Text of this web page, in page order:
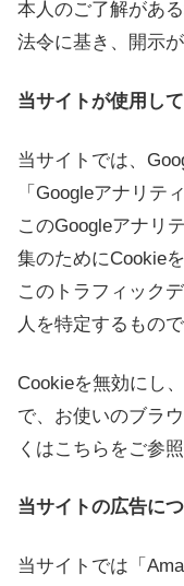
本人のご了解があ
法令に基き、開示
当サイトが使用し
当サイトでは、
「Googleアナリテ
このGoogleアナリ
集のためにCookie
このトラフィック
人を特定するもの
Cookieを無効にし
で、お使いのブラ
くはこちらをご参
当サイトの広告に
当サイトでは「